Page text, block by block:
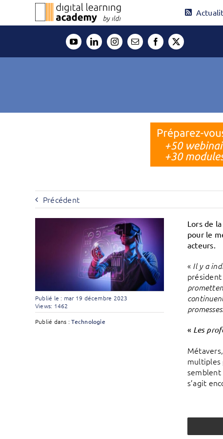
contenu
Précédent
Publié le : mar 19 décembre 2023
Views: 1462
Publié dans :Technologie
Lors de
pour le
acteurs.
« Il y a
président
« Les
multiples
semblent
s’agit